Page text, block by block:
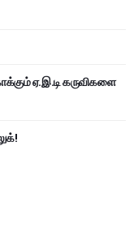
ஏ.இ.டி கருவிகளை